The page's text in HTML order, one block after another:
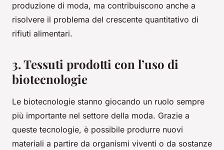
produzione di moda, ma contribuiscono anche a
risolvere il problema del crescente quantitativo di
rifiuti alimentari.
3. Tessuti prodotti con l’uso di
biotecnologie
Le biotecnologie stanno giocando un ruolo sempre
più importante nel settore della moda. Grazie a
queste tecnologie, è possibile produrre nuovi
materiali a partire da organismi viventi o da sostanze